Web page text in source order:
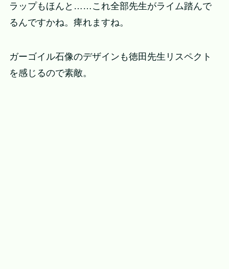
ラップもほんと……これ全部先生がライム踏んで
るんですかね。痺れますね。
ガーゴイル石像のデザインも徳田先生リスペクト
を感じるので素敵。